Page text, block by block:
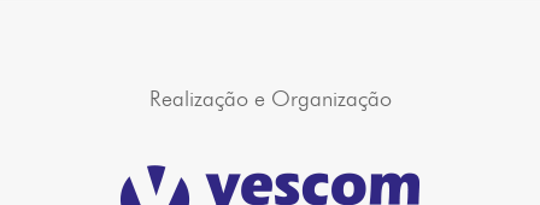
Realização e Organização